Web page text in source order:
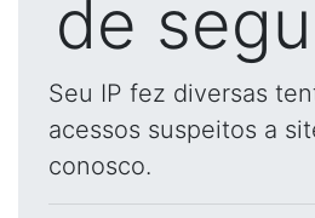
de
Seu IP fez diversas
acessos suspeitos a
conosco.